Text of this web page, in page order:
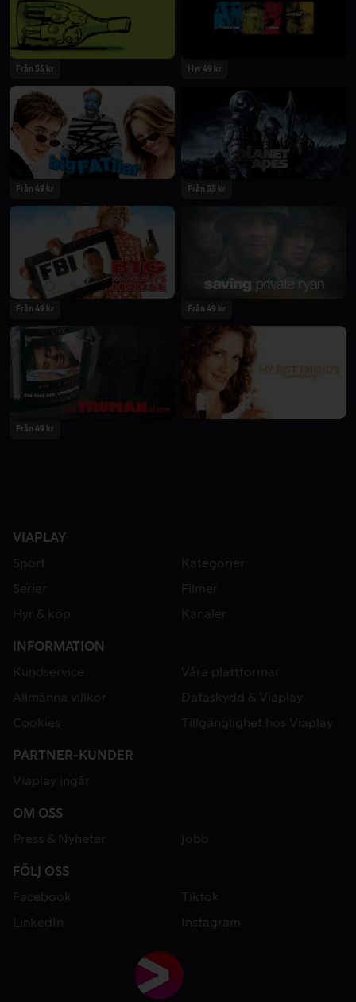
Från 55 kr Hyr 49 kr
Från 49 kr Från 55 kr
Från 49 kr Från 49 kr
Från 49 kr
VIAPLAY
Sport
Kategorier
Serier
Filmer
Hyr & köp
Kanaler
INFORMATION
Kundservice
Våra plattformar
Allmänna villkor
Dataskydd & Viaplay
Cookies
Tillgänglighet hos Viaplay
PARTNER-KUNDER
Viaplay ingår
OM OSS
Press & Nyheter
Jobb
FÖLJ OSS
Facebook
Tiktok
LinkedIn
Instagram